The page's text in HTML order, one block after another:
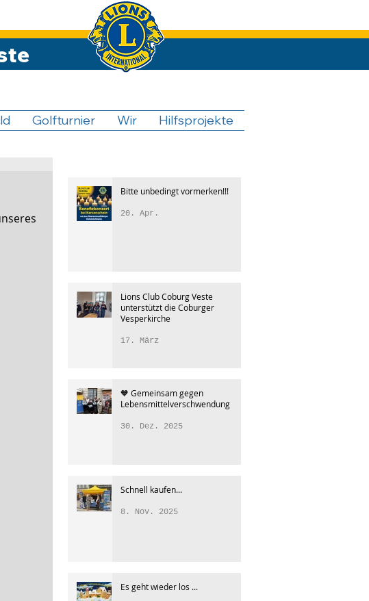
Golfturnier Wir Hilfsprojekte
Bitte unbedingt vormerken!!!
20. Apr.
Lions Club Coburg Veste
unterstützt die Coburger
Vesperkirche
17. März
🧡 Gemeinsam gegen
Lebensmittelverschwendung
30. Dez. 2025
Schnell kaufen...
8. Nov. 2025
Es geht wieder los ...